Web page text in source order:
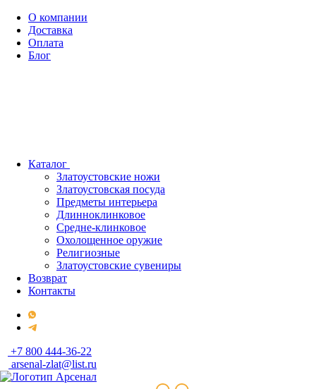
О компании
Доставка
Оплата
Блог
Каталог
Златоустовские ножи
Златоустовская посуда
Предметы интерьера
Длинноклинковое
Средне-клинковое
Охолощенное оружие
Религиозные
Златоустовские сувениры
Возврат
Контакты
+7 800 444-36-22
arsenal-zlat@list.ru